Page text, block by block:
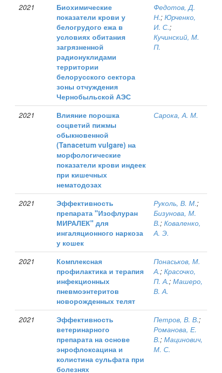
2021
Биохимические
показатели крови у
белогрудого ежа в
условиях обитания
загрязненной
радионуклидами
территории
белорусского сектора
зоны отчуждения
Чернобыльской АЭС
Федотов, Д.
Н.; Юрченко,
И. С.;
Кучинский, М.
П.
2021
Влияние порошка
соцветий пижмы
обыкновенной
(Tanacetum vulgare) на
морфологические
показатели крови индеек
при кишечных
нематодозах
Сарока, А. М.
2021
Эффективность
препарата "Изофлуран
МИРАЛЕК" для
ингаляционного наркоза
у кошек
Руколь, В. М.;
Бизунова, М.
В.; Коваленко,
А. Э.
2021
Комплексная
профилактика и терапия
инфекционных
пневмоэнтеритов
новорожденных телят
Понаськов, М.
А.; Красочко,
П. А.; Машеро,
В. А.
2021
Эффективность
ветеринарного
препарата на основе
энрофлоксацина и
колистина сульфата при
болезнях
Петров, В. В.;
Романова, Е.
В.; Мацинович,
М. С.